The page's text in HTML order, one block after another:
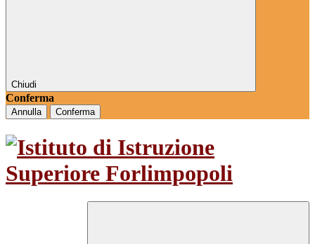
Chiudi
Conferma
Annulla Conferma